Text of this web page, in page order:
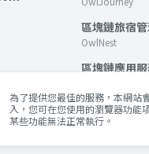
區塊鏈旅宿
OwlNest
區塊鏈應用
客棧
OwlTing Blog
為了提供您最佳的服務，本網站
入，您可在您使用的瀏覽器功能
某些功能無法正常執行。